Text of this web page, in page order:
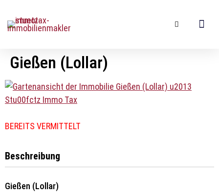
Gießen (Lollar)
BEREITS VERMITTELT
Beschreibung
Gießen (Lollar)